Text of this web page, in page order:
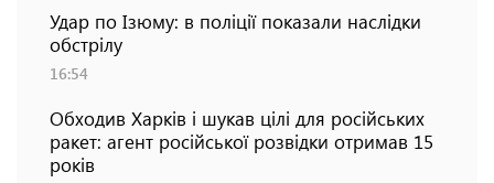
Удар по Ізюму: в поліції показали наслідки
обстрілу
16:54
Обходив Харків і шукав цілі для російських
ракет: агент російської розвідки отримав 15
років